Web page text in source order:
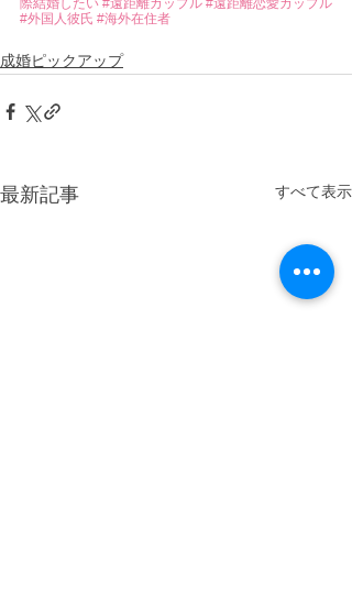
際結婚したい #遠距離カップル #遠距離恋愛カップル
#外国人彼氏 #海外在住者
成婚ピックアップ
最新記事 すべて表示